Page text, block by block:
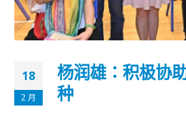
18
2 月
杨润雄：积极协
种